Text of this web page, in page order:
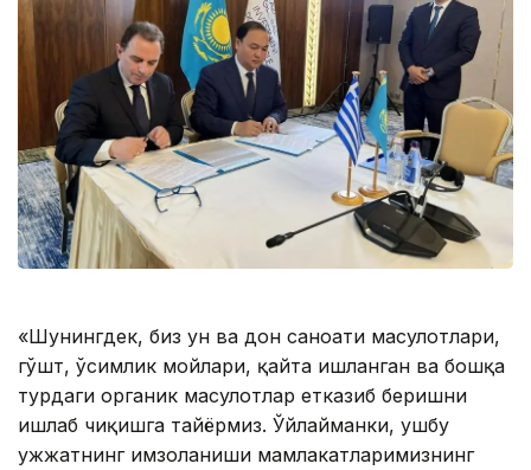
«Шунингдек, биз ун ва дон саноати маҳсулотлари,
гўшт, ўсимлик мойлари, қайта ишланган ва бошқа
турдаги органик маҳсулотлар етказиб беришни
ишлаб чиқишга тайёрмиз. Ўйлайманки, ушбу
ҳужжатнинг имзоланиши мамлакатларимизнинг